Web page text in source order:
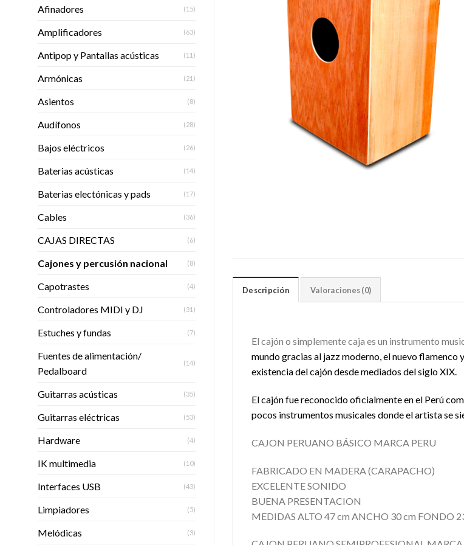
Afinadores (15)
Amplificadores (63)
Antipop y Pantallas acústicas (11)
Armónicas (21)
Asientos (8)
Audífonos (28)
Bajos eléctricos (26)
Baterias acústicas (14)
Baterias electónicas y pads (17)
Cables (36)
CAJAS DIRECTAS (6)
Cajones y percusión nacional (8)
Capotrastes (4)
Controladores MIDI y DJ (31)
Estuches y fundas (7)
Fuentes de alimentación/
Pedalboard
(14)
Guitarras acústicas (35)
Guitarras eléctricas (53)
Hardware (4)
IK multimedia (10)
Interfaces USB (43)
Limpiadores (5)
Melódicas (3)
Descripción Valoraciones (0)
El cajón o simplemente caja es un instrumento
mundo gracias al jazz moderno, el nuevo flamenco
existencia del cajón desde mediados del siglo XIX.
El cajón fue reconocido oficialmente en el Perú
pocos instrumentos musicales donde el artista se
CAJON PERUANO BÁSICO MARCA PERU
FABRICADO EN MADERA (CARAPACHO)
EXCELENTE SONIDO
BUENA PRESENTACION
MEDIDAS ALTO 47 cm ANCHO 30 cm FONDO